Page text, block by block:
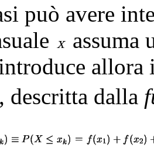
può avere
assuma
, descritta dalla